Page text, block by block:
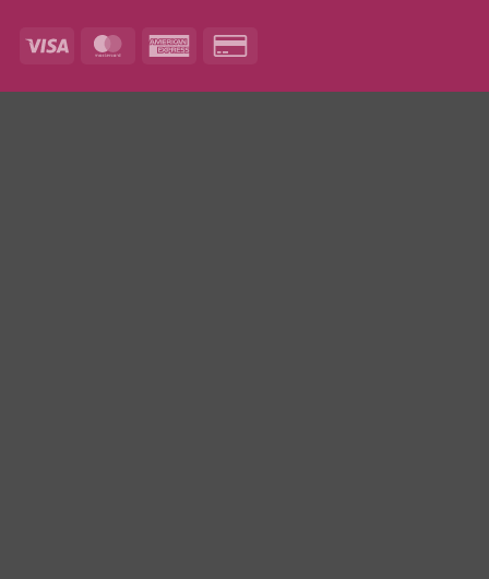
Visa MasterCardAmerican